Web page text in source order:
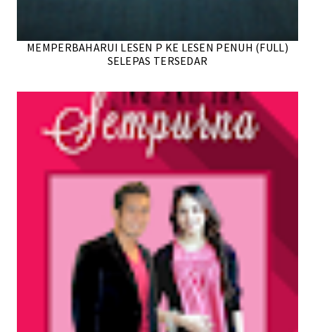
MEMPERBAHARUI LESEN P KE LESEN PENUH (FULL)
SELEPAS TERSEDAR